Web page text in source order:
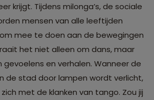
krijgt. Tijdens milonga’s, de sociale
mensen van alle leeftijden
mee te doen aan de bewegingen
het niet alleen om dans, maar
gevoelens en verhalen. Wanneer de
de stad door lampen wordt verlicht,
met de klanken van tango. Zou jij